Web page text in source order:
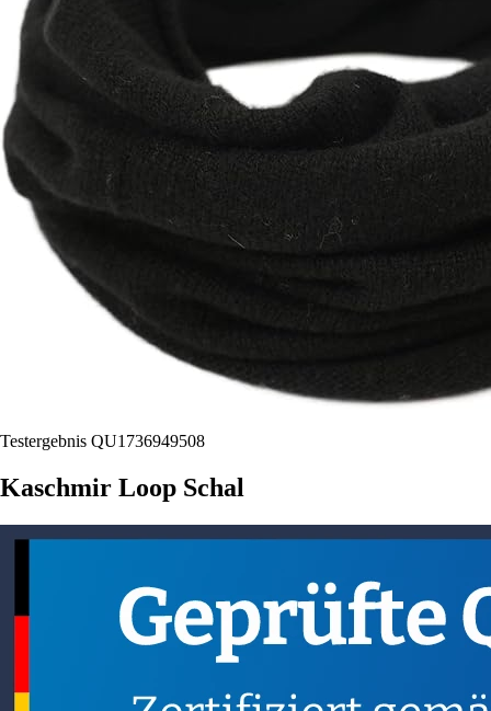
Testergebnis QU1736949508
Kaschmir Loop Schal